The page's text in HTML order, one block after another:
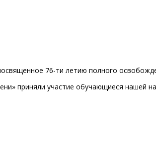
76-ти летию полного
приняли участие обучающиеся нашей